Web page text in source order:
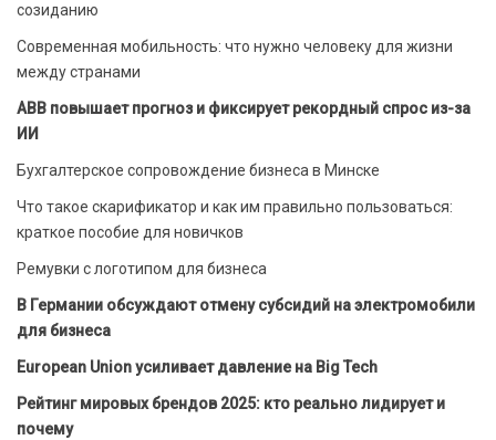
созиданию
Современная мобильность: что нужно человеку для жизни
между странами
ABB повышает прогноз и фиксирует рекордный спрос из-за
ИИ
Бухгалтерское сопровождение бизнеса в Минске
Что такое скарификатор и как им правильно пользоваться:
краткое пособие для новичков
Ремувки с логотипом для бизнеса
В Германии обсуждают отмену субсидий на электромобили
для бизнеса
European Union усиливает давление на Big Tech
Рейтинг мировых брендов 2025: кто реально лидирует и
почему